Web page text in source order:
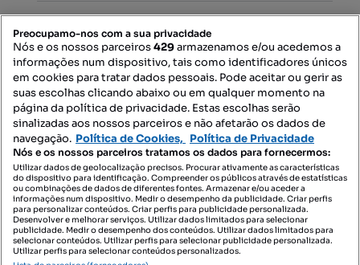
Mapa do Site
Contacte-nos
SIGA-NOS:
DESCARREGAR NA:
Preocupamo-nos com a sua privacidade
Nós e os nossos parceiros429armazenamos e/ou acedemos a
informações num dispositivo, tais como identificadores únicos
em cookies para tratar dados pessoais. Pode aceitar ou gerir as
suas escolhas clicando abaixo ou em qualquer momento na
página da política de privacidade. Estas escolhas serão
sinalizadas aos nossos parceiros e não afetarão os dados de
navegação. Política de Cookies, Política de Privacidade
Nós e os nossos parceiros tratamos os dados para fornecermos:
Utilizar dados de geolocalização precisos. Procurar ativamente as características
do dispositivo para identificação. Compreender os públicos através de estatísticas
ou combinações de dados de diferentes fontes. Armazenar e/ou aceder a
informações num dispositivo. Medir o desempenho da publicidade. Criar perfis
para personalizar conteúdos. Criar perfis para publicidade personalizada.
Desenvolver e melhorar serviços. Utilizar dados limitados para selecionar
publicidade. Medir o desempenho dos conteúdos. Utilizar dados limitados para
selecionar conteúdos. Utilizar perfis para selecionar publicidade personalizada.
Utilizar perfis para selecionar conteúdos personalizados.